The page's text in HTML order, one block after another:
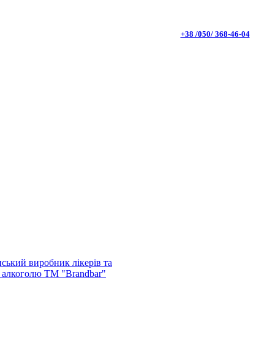
+38 /050/ 368-46-04